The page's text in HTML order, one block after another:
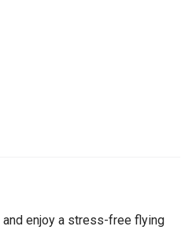
enjoy a stress-free flying